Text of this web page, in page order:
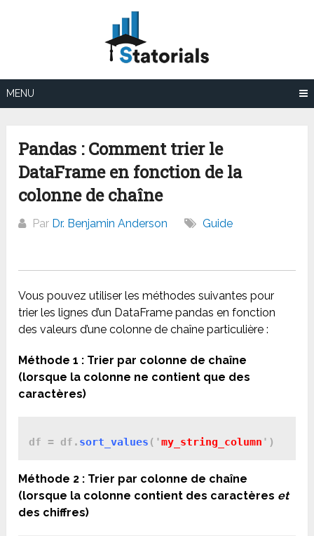
MENU
Pandas : Comment trier le
DataFrame en fonction de la
colonne de chaîne
Par Dr. Benjamin Anderson Guide
Vous pouvez utiliser les méthodes suivantes pour
trier les lignes d’un DataFrame pandas en fonction
des valeurs d’une colonne de chaîne particulière :
Méthode 1 : Trier par colonne de chaîne
(lorsque la colonne ne contient que des
caractères)
df = df. sort_values ('my_string_column
Méthode 2 : Trier par colonne de chaîne
(lorsque la colonne contient des caractères et
des chiffres)